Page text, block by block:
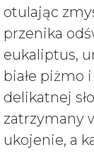
otulając
przenika
eukaliptus,
białe piżmo
delikatnej
zatrzymany
ukojenie, a